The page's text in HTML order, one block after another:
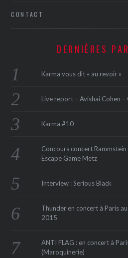
CONTACT
DERNIÈRES
Karma vous dit « au revoir »
Live report – Avishai Cohen
Karma #10
Concours concert Rammstein
Escape Game Metz
Interview : Serious Black
Thunder en concert à Paris
2015
ANTI FLAG : en concert à
(Maroquinerie‏)